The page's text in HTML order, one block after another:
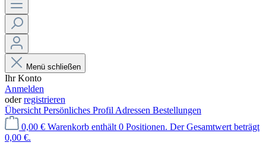
Menü schließen
Ihr Konto
Anmelden
oderregistrieren
Übersicht Persönliches Profil Adressen Bestellungen
0,00 € Warenkorb enthält 0 Positionen. Der Gesamtwert beträgt
0,00 €.